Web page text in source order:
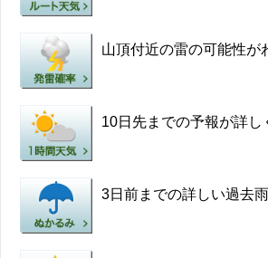
山頂付近の雷の可能性が
10日先までの予報が詳し
3日前までの詳しい過去